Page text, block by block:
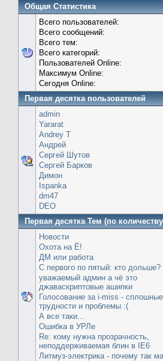
Общая Статистика
Всего пользователей:
Всего сообщений:
Всего тем:
Всего категорий:
Пользователей Online:
Максимум Online:
Сегодня Online:
Первая десятка пользователей
admin
Yararat
Andrey T
Андрей
Сергей Шутов
Сергей Барков
Димон
Ispanka
dm47
DEO
Первая десятка Тем (по
Новости
Охота на Ё!
ДМ или работа
С первого по пятый: кто дольше?
уважаемый админ а чё это
джаваскриптовые ашипки
Голосование за i-miss - сплошные
трудности и проблемы :(
А все таки...
Ошибка в УРЛе
Re: кому нужна прозрачность,
неподдерживаемая блин в IE6
Литмуз-электрика - почему так